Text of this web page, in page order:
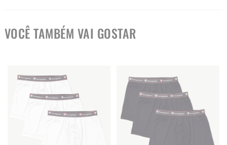
VOCÊ TAMBÉM VAI GOSTAR